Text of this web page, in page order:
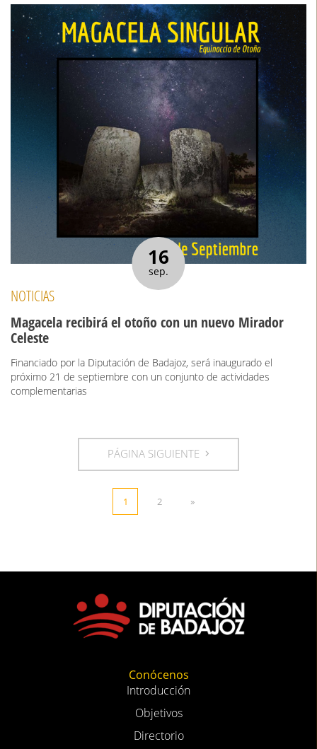
16
sep.
NOTICIAS
Magacela recibirá el otoño con un nuevo Mirador
Celeste
Financiado por la Diputación de Badajoz, será inaugurado el
próximo 21 de septiembre con un conjunto de actividades
complementarias
PÁGINA SIGUIENTE
1 2 »
Conócenos
Introducción
Objetivos
Directorio